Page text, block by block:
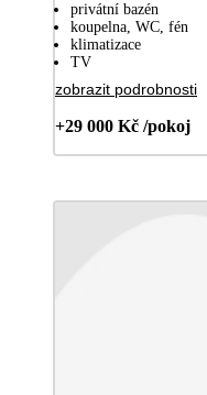
privátní bazén
koupelna, WC, fén
klimatizace
TV
zobrazit podrobnosti
+29 000 Kč /pokoj